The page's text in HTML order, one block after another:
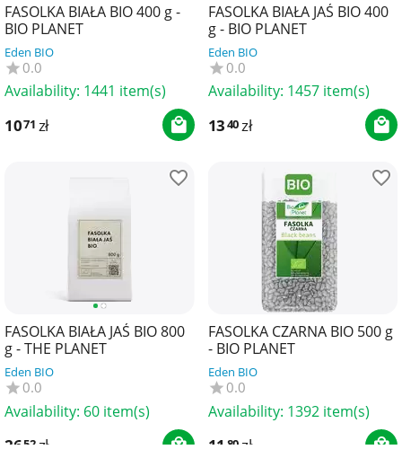
FASOLKA BIAŁA BIO 400 g -
BIO PLANET
Eden BIO
0.0
Availability: 1441 item(s)
1071 zł
FASOLKA BIAŁA JAŚ BIO 400
g - BIO PLANET
Eden BIO
0.0
Availability: 1457 item(s)
1340zł
FASOLKA BIAŁA JAŚ BIO 800
g - THE PLANET
Eden BIO
0.0
Availability: 60 item(s)
2652 zł
FASOLKA CZARNA BIO 500 g
- BIO PLANET
Eden BIO
0.0
Availability: 1392 item(s)
11 80 zł